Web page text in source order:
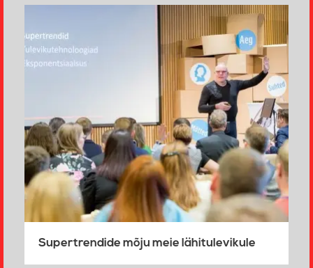
Supertrendide mõju meie lähitulevikule